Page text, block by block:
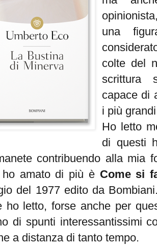
una
colte del
scrittura
capace di
i più
Ho letto
di questi
contribuendo alla mia
ho amato di più è Come si
del 1977 edito da
ho letto, forse anche per
di spunti interessantissimi
a distanza di tanto tempo.